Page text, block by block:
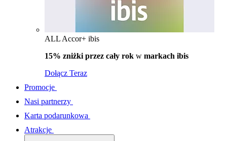
ALL Accor+ ibis
15% zniżki przez cały rok w markach ibis
Dołącz Teraz
Promocje
Nasi partnerzy
Karta podarunkowa
Atrakcje